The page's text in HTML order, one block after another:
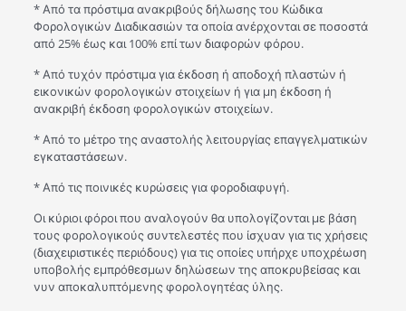
* Από τα πρόστιμα ανακριβούς δήλωσης του Κώδικα
Φορολογικών Διαδικασιών τα οποία ανέρχονται σε ποσοστά
από 25% έως και 100% επί των διαφορών φόρου.
* Από τυχόν πρόστιμα για έκδοση ή αποδοχή πλαστών ή
εικονικών φορολογικών στοιχείων ή για μη έκδοση ή
ανακριβή έκδοση φορολογικών στοιχείων.
* Από το μέτρο της αναστολής λειτουργίας επαγγελματικών
εγκαταστάσεων.
* Από τις ποινικές κυρώσεις για φοροδιαφυγή.
Οι κύριοι φόροι που αναλογούν θα υπολογίζονται με βάση
τους φορολογικούς συντελεστές που ίσχυαν για τις χρήσεις
(διαχειριστικές περιόδους) για τις οποίες υπήρχε υποχρέωση
υποβολής εμπρόθεσμων δηλώσεων της αποκρυβείσας και
νυν αποκαλυπτόμενης φορολογητέας ύλης.